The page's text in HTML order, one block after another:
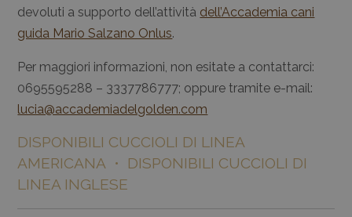
devoluti a supporto dell’attività dell’Accademia cani
guida Mario Salzano Onlus.
Per maggiori informazioni, non esitate a contattarci:
0695595288 – 3337786777; oppure tramite e-mail:
lucia@accademiadelgolden.com
DISPONIBILI CUCCIOLI DI LINEA
AMERICANA • DISPONIBILI CUCCIOLI DI
LINEA INGLESE